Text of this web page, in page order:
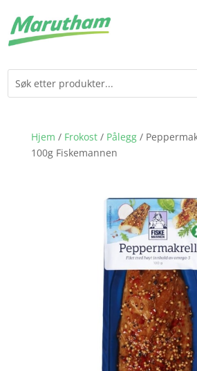
Hjem / Frokost/ Pålegg/
100g Fiskemannen